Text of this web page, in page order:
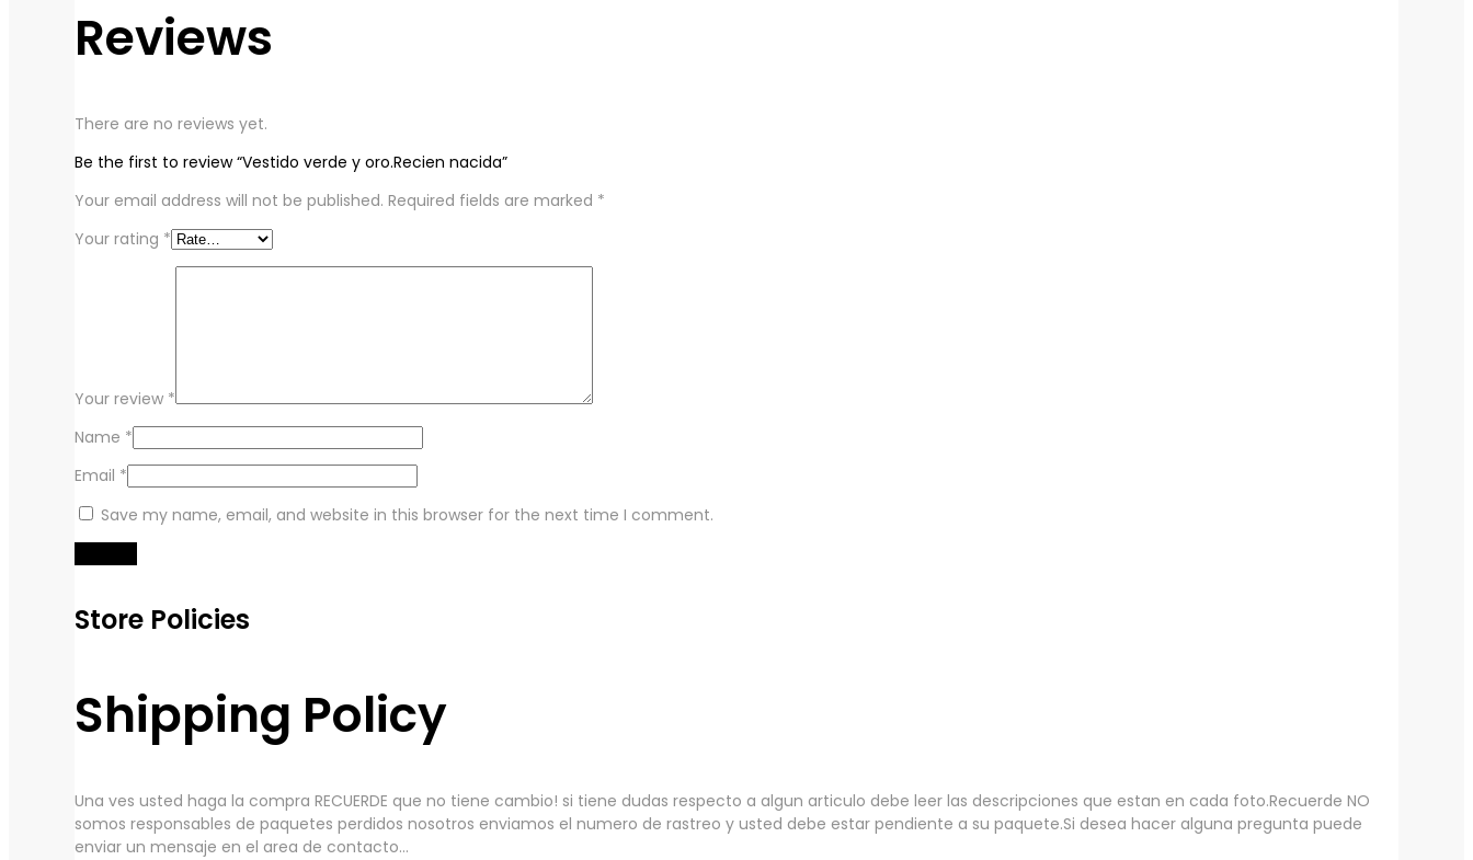
Reviews
There are no reviews yet.
Be the first to review “Vestido verde y oro.Recien nacida”
Your email address will not be published. Required fields are marked *
Your rating *
Your review *
Name *
Email *
Save my name, email, and website in this browser for the next time I comment.
Store Policies
Shipping Policy
Una ves usted haga la compra RECUERDE que no tiene cambio! si tiene dudas respecto a algun articulo debe leer las descripciones que estan en cada foto.Recuerde NO
somos responsables de paquetes perdidos nosotros enviamos el numero de rastreo y usted debe estar pendiente a su paquete.Si desea hacer alguna pregunta puede
enviar un mensaje en el area de contacto...